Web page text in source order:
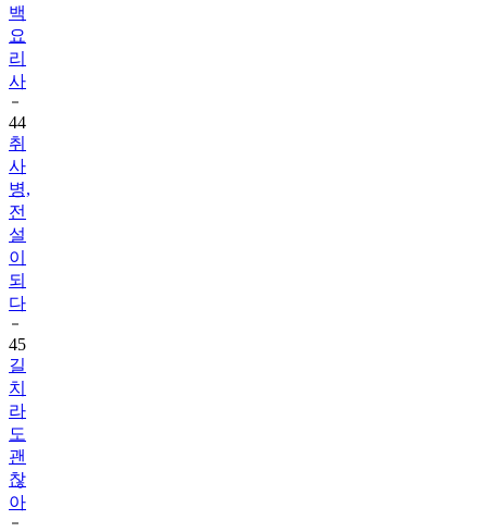
백
요
리
사
44
취
사
병,
전
설
이
되
다
45
길
치
라
도
괜
찮
아